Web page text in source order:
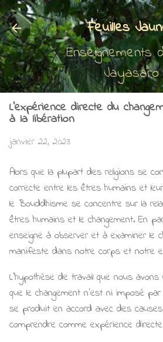
Accéder au contenu
Feuilles
Enseignements
Jayasaro
L'expérience directe du
à la libération
janvier 22, 2023
Alors que la plupart des religions se
correcte entre les êtres humains et
le Bouddhisme se concentre sur la
êtres humains et le changement. En
enseigne à observer et à examiner le
manifeste dans notre corps et notre
L'hypothèse de travail que nous
que le changement n'est ni imposé
se produit en accord avec des
comprendre comme expérience